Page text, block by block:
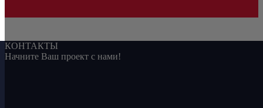
КОНТАКТЫ
Начните Ваш проект с нами!